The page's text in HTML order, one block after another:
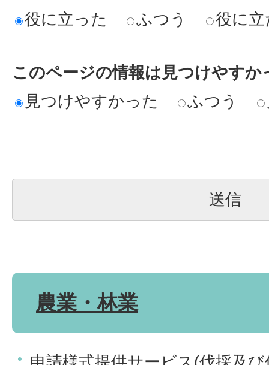
役に立った
ふつう 役に
このページの情報は見つけやすか
見つけやすかった
ふつう
農業・林業